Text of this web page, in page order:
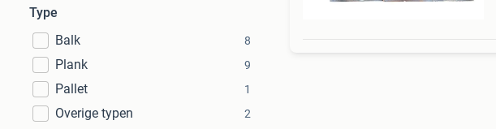
Type
Balk
8
Plank 9
Pallet 1
Overige typen 2